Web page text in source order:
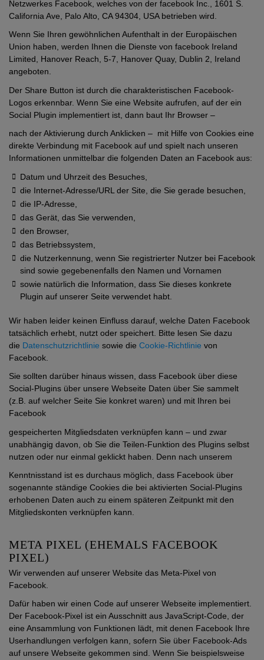
Netzwerkes Facebook, welches von der facebook Inc., 1601 S.
California Ave, Palo Alto, CA 94304, USA betrieben wird.
Wenn Sie Ihren gewöhnlichen Aufenthalt in der Europäischen
Union haben, werden Ihnen die Dienste von facebook Ireland
Limited, Hanover Reach, 5-7, Hanover Quay, Dublin 2, Ireland
angeboten.
Der Share Button ist durch die charakteristischen Facebook-
Logos erkennbar. Wenn Sie eine Website aufrufen, auf der ein
Social Plugin implementiert ist, dann baut Ihr Browser –
nach der Aktivierung durch Anklicken – mit Hilfe von Cookies eine
direkte Verbindung mit Facebook auf und spielt nach unseren
Informationen unmittelbar die folgenden Daten an Facebook aus:
Datum und Uhrzeit des Besuches,
die Internet-Adresse/URL der Site, die Sie gerade besuchen,
die IP-Adresse,
das Gerät, das Sie verwenden,
den Browser,
das Betriebssystem,
die Nutzerkennung, wenn Sie registrierter Nutzer bei Facebook
sind sowie gegebenenfalls den Namen und Vornamen
sowie natürlich die Information, dass Sie dieses konkrete
Plugin auf unserer Seite verwendet habt.
Wir haben leider keinen Einfluss darauf, welche Daten Facebook
tatsächlich erhebt, nutzt oder speichert. Bitte lesen Sie dazu
die Datenschutzrichtlinie sowie die Cookie-Richtlinie von
Facebook.
Sie sollten darüber hinaus wissen, dass Facebook über diese
Social-Plugins über unsere Webseite Daten über Sie sammelt
(z.B. auf welcher Seite Sie konkret waren) und mit Ihren bei
Facebook
gespeicherten Mitgliedsdaten verknüpfen kann – und zwar
unabhängig davon, ob Sie die Teilen-Funktion des Plugins selbst
nutzen oder nur einmal geklickt haben. Denn nach unserem
Kenntnisstand ist es durchaus möglich, dass Facebook über
sogenannte ständige Cookies die bei aktivierten Social-Plugins
erhobenen Daten auch zu einem späteren Zeitpunkt mit den
Mitgliedskonten verknüpfen kann.
META PIXEL (EHEMALS FACEBOOK
PIXEL)
Wir verwenden auf unserer Website das Meta-Pixel von
Facebook.
Dafür haben wir einen Code auf unserer Webseite implementiert.
Der Facebook-Pixel ist ein Ausschnitt aus JavaScript-Code, der
eine Ansammlung von Funktionen lädt, mit denen Facebook Ihre
Userhandlungen verfolgen kann, sofern Sie über Facebook-Ads
auf unsere Webseite gekommen sind. Wenn Sie beispielsweise